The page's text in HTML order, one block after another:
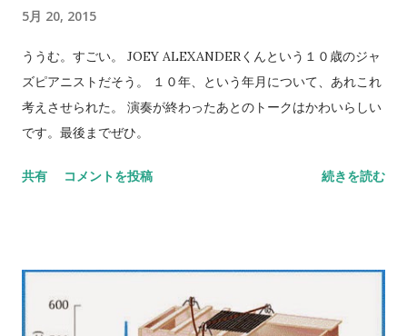
5月 20, 2015
ううむ。すごい。 JOEY ALEXANDERくんという１０歳のジャ
ズピアニストだそう。 １０年、という年月について、あれこれ
考えさせられた。 演奏が終わったあとのトークはかわいらしい
です。最後までぜひ。
共有 コメントを投稿 続きを読む